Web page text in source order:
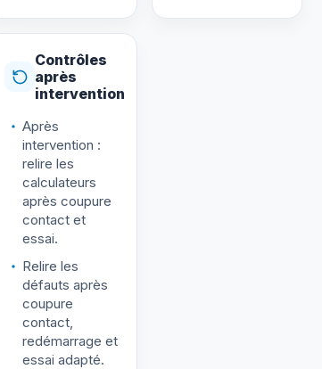
Contrôles
après
intervention
Après
intervention :
relire les
calculateurs
après coupure
contact et
essai.
Relire les
défauts après
coupure
contact,
redémarrage et
essai adapté.